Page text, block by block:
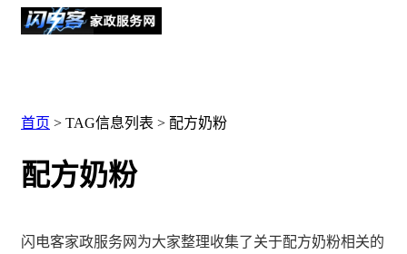
首页 > TAG信息列表 > 配方奶粉
配方奶粉
闪电客家政服务网为大家整理收集了关于配方奶粉相关的